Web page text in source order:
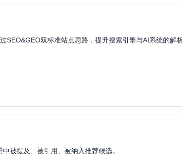
SEO&GEO双标准站点思路，提升搜索引擎与AI系统的解
被提及、被引用、被纳入推荐候选。